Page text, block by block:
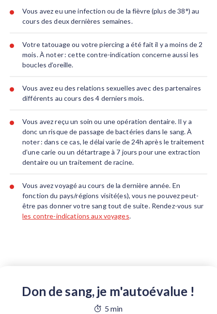
Vous avez eu une infection ou de la fièvre (plus de 38°) au
cours des deux dernières semaines.
Votre tatouage ou votre piercing a été fait il y a moins de 2
mois. À noter : cette contre-indication concerne aussi les
boucles d’oreille.
Vous avez eu des relations sexuelles avec des partenaires
différents au cours des 4 derniers mois.
Vous avez reçu un soin ou une opération dentaire. Il y a
donc un risque de passage de bactéries dans le sang. À
noter : dans ce cas, le délai varie de 24h après le traitement
d’une carie ou un détartrage à 7 jours pour une extraction
dentaire ou un traitement de racine.
Vous avez voyagé au cours de la dernière année. En
fonction du pays/régions visité(es), vous ne pouvez peut-
être pas donner votre sang tout de suite. Rendez-vous sur
les contre-indications aux voyages.
Don de sang, je m'autoévalue !
5 min